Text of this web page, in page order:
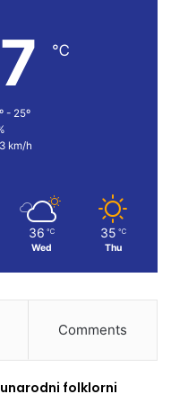
u
b
e
℃
- 25º
km/h
36 ℃
Wed
35 ℃
Thu
Comments
folklorni